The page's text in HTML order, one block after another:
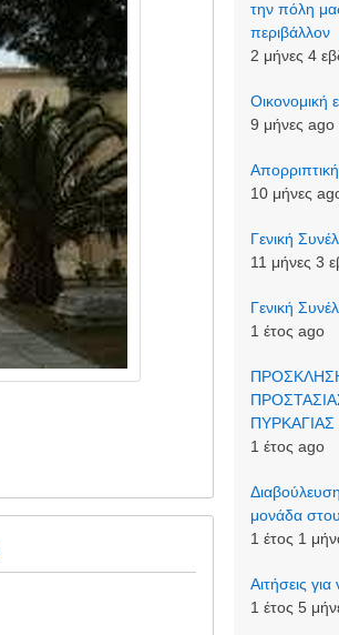
την πόλη
περιβάλλον
2 μήνες 4
Οικονομική
9 μήνες ago
10 μήνες
Γενική
11 μήνες 3
Γενική
1 έτος ago
ΠΥΡΚΑΓΙΑΣ
1 έτος ago
μονάδα
1 έτος 1
Αιτήσεις
1 έτος 5